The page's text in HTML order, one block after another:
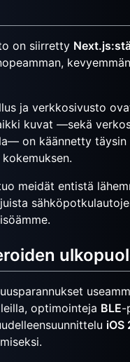
on siirretty
ja verkkosivusto
kuvat —sekä
on käännetty
meidät entistä
optimointeja BLE-
iOS